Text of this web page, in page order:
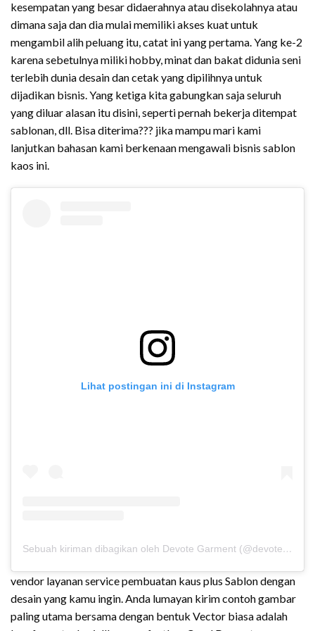
kesempatan yang besar didaerahnya atau disekolahnya atau
dimana saja dan dia mulai memiliki akses kuat untuk
mengambil alih peluang itu, catat ini yang pertama. Yang ke-2
karena sebetulnya miliki hobby, minat dan bakat didunia seni
terlebih dunia desain dan cetak yang dipilihnya untuk
dijadikan bisnis. Yang ketiga kita gabungkan saja seluruh
yang diluar alasan itu disini, seperti pernah bekerja ditempat
sablonan, dll. Bisa diterima??? jika mampu mari kami
lanjutkan bahasan kami berkenaan mengawali bisnis sablon
kaos ini.
Lihat postingan ini di Instagram
Sebuah kiriman dibagikan oleh Devote Garment (@devote.garment)
vendor layanan service pembuatan kaus plus Sablon dengan
desain yang kamu ingin. Anda lumayan kirim contoh gambar
paling utama bersama dengan bentuk Vector biasa adalah